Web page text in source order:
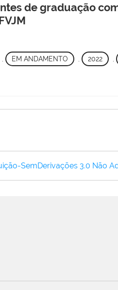
de graduação
, EM ANDAMENTO 2022
SemDerivações 3.0 Não